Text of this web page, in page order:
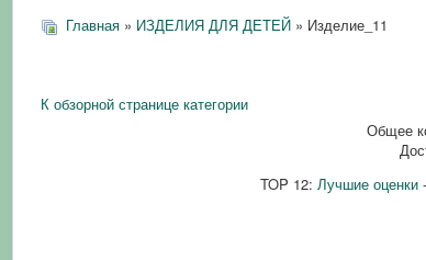
Главная » ИЗДЕЛИЯ ДЛЯ ДЕТЕЙ » Изделие_11
К обзорной странице категории
Общее
TOP 12: Лучшие оценки -